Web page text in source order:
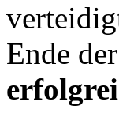
Ende